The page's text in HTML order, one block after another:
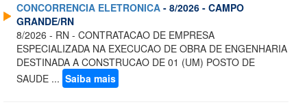
CONCORRENCIA ELETRONICA - 8/2026 - CAMPO
GRANDE/RN
8/2026 - RN - CONTRATACAO DE EMPRESA
ESPECIALIZADA NA EXECUCAO DE OBRA DE ENGENHARIA
DESTINADA A CONSTRUCAO DE 01 (UM) POSTO DE
SAUDE ... Saiba mais